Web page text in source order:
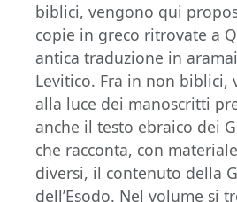
biblici, vengono qui
copie in greco ritrovate a
antica traduzione in
Levitico. Fra in non biblici,
alla luce dei manoscritti
anche il testo ebraico dei
che racconta, con
diversi, il contenuto della
dell’Esodo. Nel volume si